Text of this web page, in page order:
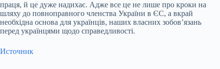
праця, й це дуже надихає. Адже все це не лише про кроки на
шляху до повноправного членства України в ЄС, а вкрай
необхідна основа для українців, наших власних зобов’язань
перед українцями щодо справедливості.
Источник